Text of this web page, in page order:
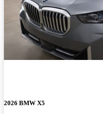
2026 BMW X5